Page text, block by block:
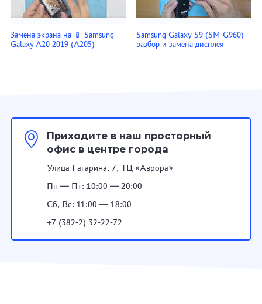
Замена экрана на 📱 Samsung
Galaxy A20 2019 (A205)
Samsung Galaxy S9 (SM-G960) -
разбор и замена дисплея
Приходите в наш просторный
офис в центре города
Улица Гагарина, 7, ТЦ «Аврора»
Пн — Пт: 10:00 — 20:00
Сб, Вс: 11:00 — 18:00
+7 (382-2) 32-22-72